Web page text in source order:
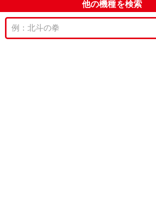
他の機種を検索